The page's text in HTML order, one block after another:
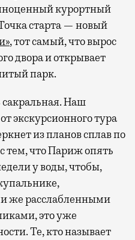
курортный
старта — новый
, тот самый, что вырос
двора и открывает
парк.
Наш
экскурсионного тура
из планов сплав по
тем, что Париж опять
у воды, чтобы,
же расслабленными
это уже
Те, кто называет